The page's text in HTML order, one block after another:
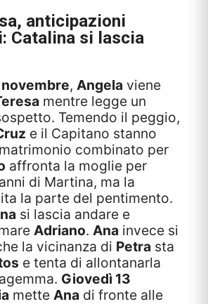
, anticipazioni
Catalina si lascia
, Angela viene
mentre legge un
Temendo il peggio,
e il Capitano stanno
combinato per
affronta la moglie per
di Martina, ma la
la parte del pentimento.
si lascia andare e
Adriano. Ana invece si
la vicinanza di Petra sta
e tenta di allontanarla
Giovedì 13
mette Ana di fronte alle